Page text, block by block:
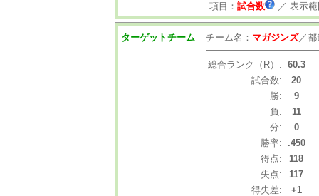
項目： 試合数 ／ 表示
ターゲットチーム チーム名： マガジンズ／都
総合ランク（R）: 60.3
試合数:
20
勝:
9
負:
11
分:
0
勝率:
.450
得点:
118
失点:
117
得失差:
+1